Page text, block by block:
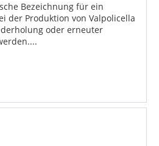
Bezeichnung für ein
der Produktion von Valpolicella
oder erneuter